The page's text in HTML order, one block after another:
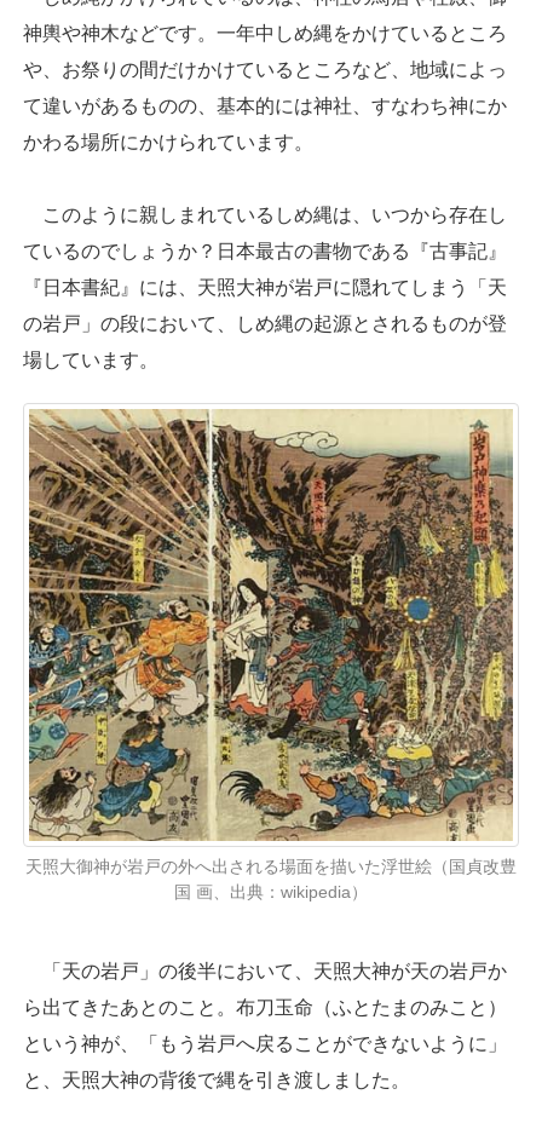
神輿や神木などです。一年中しめ縄をかけているところ
や、お祭りの間だけかけているところなど、地域によっ
て違いがあるものの、基本的には神社、すなわち神にか
かわる場所にかけられています。
このように親しまれているしめ縄は、いつから存在し
ているのでしょうか？日本最古の書物である『古事記』
『日本書紀』には、天照大神が岩戸に隠れてしまう「天
の岩戸」の段において、しめ縄の起源とされるものが登
場しています。
天照大御神が岩戸の外へ出される場面を描いた浮世絵（国貞改豊
国 画、出典：wikipedia）
「天の岩戸」の後半において、天照大神が天の岩戸か
ら出てきたあとのこと。布刀玉命（ふとたまのみこと）
という神が、「もう岩戸へ戻ることができないように」
と、天照大神の背後で縄を引き渡しました。